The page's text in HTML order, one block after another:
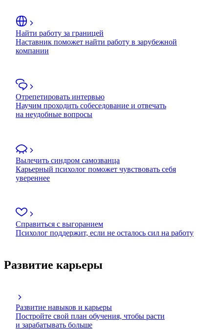
Найти работу за границей
Наставник поможет найти работу в зарубежной
компании
Отрепетировать интервью
Научим проходить собеседование и отвечать
на неудобные вопросы
Вылечить синдром самозванца
Карьерный психолог поможет чувствовать себя
увереннее
Справиться с выгоранием
Психолог поддержит, если не осталось сил на работу
Развитие карьеры
Развитие навыков и карьеры
Постройте свой план обучения, чтобы расти
и зарабатывать больше